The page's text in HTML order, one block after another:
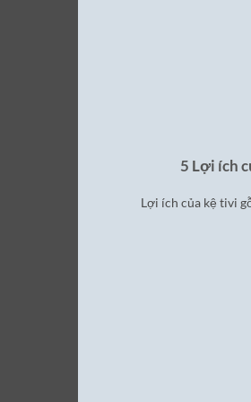
5 Lợi ích
Lợi ích của kệ tivi